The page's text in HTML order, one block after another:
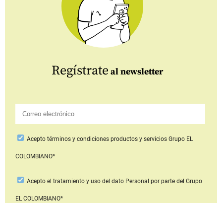
Regístrate al newsletter
Aceptotérminos y condiciones productos y serviciosGrupo EL
COLOMBIANO*
Acepto el tratamiento y uso del dato Personal por parte del Grupo
EL COLOMBIANO*